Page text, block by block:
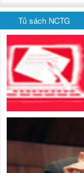
Tủ sách NCTG